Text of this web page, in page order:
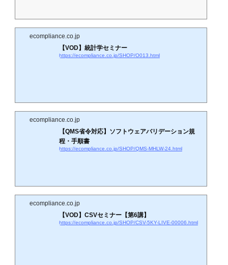
ecompliance.co.jp
【VOD】統計学セミナー
https://ecompliance.co.jp/SHOP/O013.html
ecompliance.co.jp
【QMS省令対応】ソフトウェアバリデーション規
程・手順書
https://ecompliance.co.jp/SHOP/QMS-MHLW-24.html
ecompliance.co.jp
【VOD】CSVセミナー【第6講】
https://ecompliance.co.jp/SHOP/CSV-5KY-LIVE-00006.html